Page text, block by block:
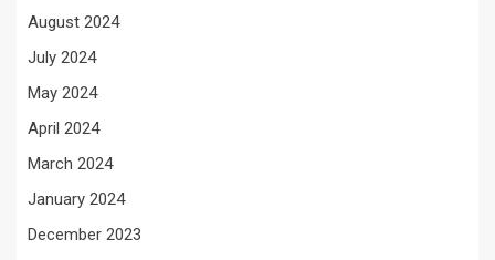
August 2024
July 2024
May 2024
April 2024
March 2024
January 2024
December 2023